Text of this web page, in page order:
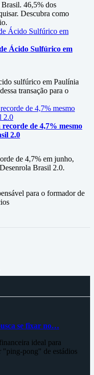
46,5% dos
Descubra como
Ácido Sulfúrico em
sulfúrico em Paulínia
transação para o
de 4,7% mesmo
2.0
de 4,7% em junho,
Brasil 2.0.
para o formador de
se fixar no…
ideal para
"ping-pong" de estádios